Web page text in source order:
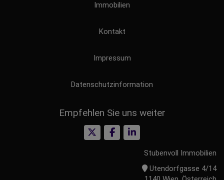
Immobilien
Kontakt
Impressum
Datenschutzinformation
Empfehlen Sie uns weiter
Stubenvoll Immobilien
Utendorfgasse 4/14